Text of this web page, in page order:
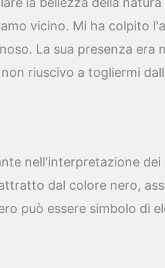
vicino. Mi ha colpito
La sua presenza era
riuscivo a togliermi
nell'interpretazione dei
dal colore nero,
può essere simbolo di